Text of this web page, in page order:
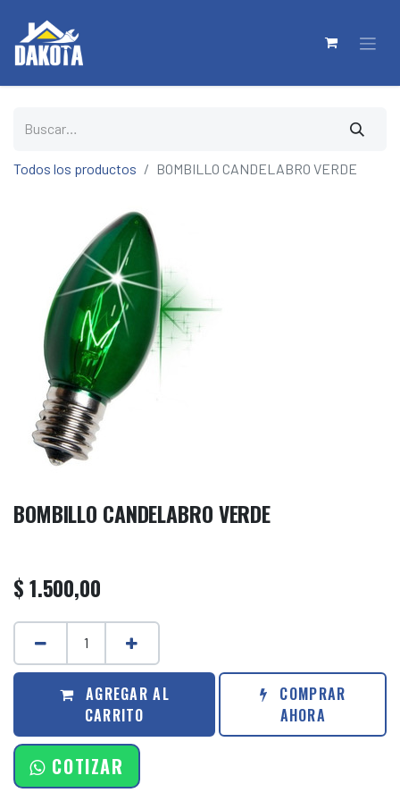
Todos los productos BOMBILLO CANDELABRO VERDE
BOMBILLO CANDELABRO VERDE
$ 1.500,00
AGREGAR AL
CARRITO
COMPRAR
AHORA
COTIZAR